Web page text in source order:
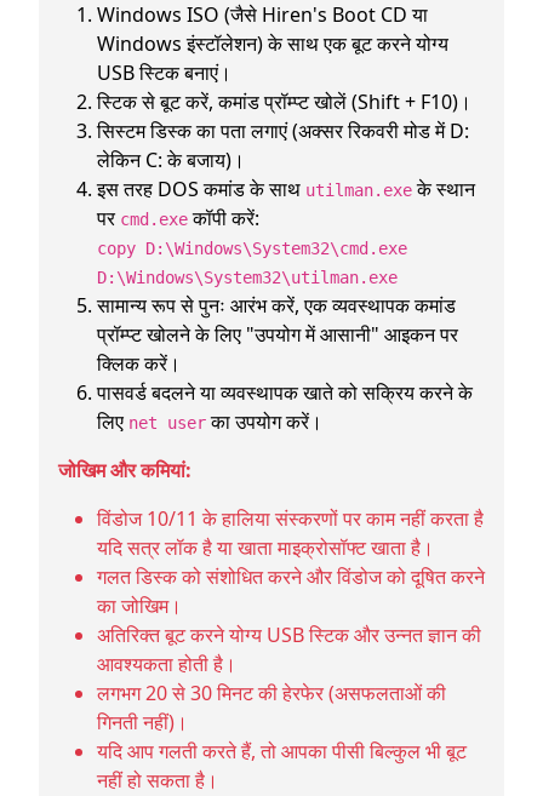
Windows ISO (जैसे Hiren's Boot CD या
Windows इंस्टॉलेशन) के साथ एक बूट करने योग्य
USB स्टिक बनाएं।
स्टिक से बूट करें, कमांड प्रॉम्प्ट खोलें (Shift + F10)।
सिस्टम डिस्क का पता लगाएं (अक्सर रिकवरी मोड में D:
लेकिन C: के बजाय)।
इस तरह DOS कमांड के साथ utilman.exeके स्थान
पर cmd.exeकॉपी करें:
copy D:\Windows\System32\cmd.exe
D:\Windows\System32\utilman.exe
सामान्य रूप से पुनः आरंभ करें, एक व्यवस्थापक कमांड
प्रॉम्प्ट खोलने के लिए "उपयोग में आसानी" आइकन पर
क्लिक करें।
पासवर्ड बदलने या व्यवस्थापक खाते को सक्रिय करने के
लिए net userका उपयोग करें।
जोखिम और कमियां:
विंडोज 10/11 के हालिया संस्करणों पर काम नहीं करता है
यदि सत्र लॉक है या खाता माइक्रोसॉफ्ट खाता है।
गलत डिस्क को संशोधित करने और विंडोज को दूषित करने
का जोखिम।
अतिरिक्त बूट करने योग्य USB स्टिक और उन्नत ज्ञान की
आवश्यकता होती है।
लगभग 20 से 30 मिनट की हेरफेर (असफलताओं की
गिनती नहीं)।
यदि आप गलती करते हैं, तो आपका पीसी बिल्कुल भी बूट
नहीं हो सकता है।